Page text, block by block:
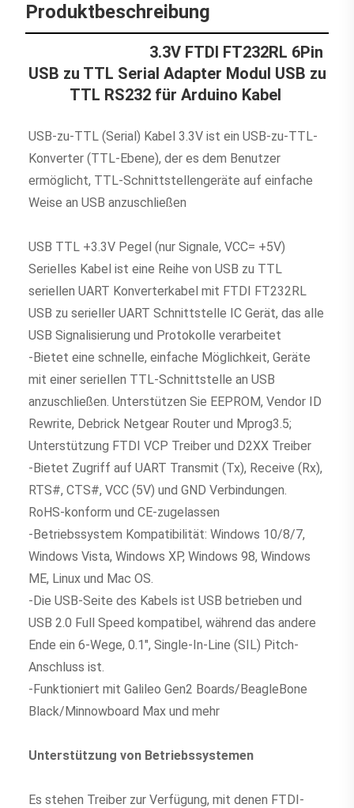
Produktbeschreibung
3.3V FTDI FT232RL 6Pin
USB zu TTL Serial Adapter Modul USB zu
TTL RS232 für Arduino Kabel
USB-zu-TTL (Serial) Kabel 3.3V ist ein USB-zu-TTL-
Konverter (TTL-Ebene), der es dem Benutzer
ermöglicht, TTL-Schnittstellengeräte auf einfache
Weise an USB anzuschließen
USB TTL +3.3V Pegel (nur Signale, VCC= +5V)
Serielles Kabel ist eine Reihe von USB zu TTL
seriellen UART Konverterkabel mit FTDI FT232RL
USB zu serieller UART Schnittstelle IC Gerät, das alle
USB Signalisierung und Protokolle verarbeitet
-Bietet eine schnelle, einfache Möglichkeit, Geräte
mit einer seriellen TTL-Schnittstelle an USB
anzuschließen. Unterstützen Sie EEPROM, Vendor ID
Rewrite, Debrick Netgear Router und Mprog3.5;
Unterstützung FTDI VCP Treiber und D2XX Treiber
-Bietet Zugriff auf UART Transmit (Tx), Receive (Rx),
RTS#, CTS#, VCC (5V) und GND Verbindungen.
RoHS-konform und CE-zugelassen
-Betriebssystem Kompatibilität: Windows 10/8/7,
Windows Vista, Windows XP, Windows 98, Windows
ME, Linux und Mac OS.
-Die USB-Seite des Kabels ist USB betrieben und
USB 2.0 Full Speed kompatibel, während das andere
Ende ein 6-Wege, 0.1", Single-In-Line (SIL) Pitch-
Anschluss ist.
-Funktioniert mit Galileo Gen2 Boards/BeagleBone
Black/Minnowboard Max und mehr
Unterstützung von Betriebssystemen
Es stehen Treiber zur Verfügung, mit denen FTDI-